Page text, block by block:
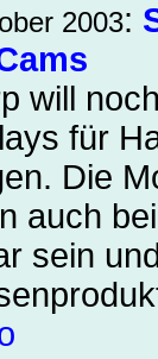
2003:
will
für
Die
auch
sein